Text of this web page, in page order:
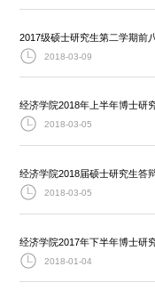
2017级硕士研究生第二学期前
2018-03-09
经济学院2018年上半年博士研
2018-03-05
经济学院2018届硕士研究生答
2018-03-05
经济学院2017年下半年博士研
2018-01-04